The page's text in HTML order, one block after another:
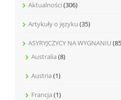
Aktualności (306)
Artykuły o języku (35)
ASYRYJCZYCY NA WYGNANIU
Australia (8)
Austria (1)
Francja (1)